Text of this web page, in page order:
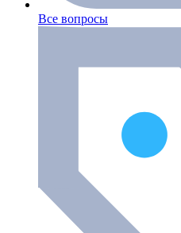
Все вопросы